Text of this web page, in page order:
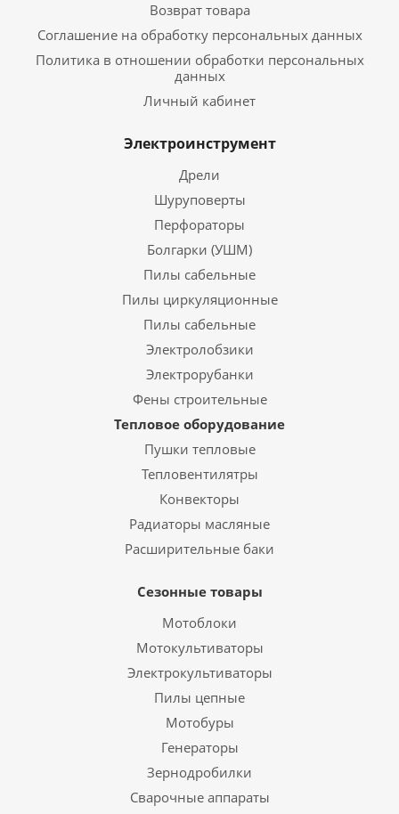
Возврат товара
Соглашение на обработку персональных данных
Политика в отношении обработки персональных
данных
Личный кабинет
Электроинструмент
Дрели
Шуруповерты
Перфораторы
Болгарки (УШМ)
Пилы сабельные
Пилы циркуляционные
Пилы сабельные
Электролобзики
Электрорубанки
Фены строительные
Тепловое оборудование
Пушки тепловые
Тепловентилятры
Конвекторы
Радиаторы масляные
Расширительные баки
Сезонные товары
Мотоблоки
Мотокультиваторы
Электрокультиваторы
Пилы цепные
Мотобуры
Генераторы
Зернодробилки
Сварочные аппараты